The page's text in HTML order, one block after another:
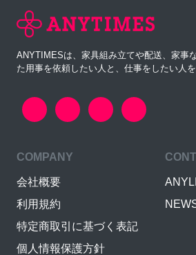
ANYTIMESは、家具組み立てや配送、家事
た用事を依頼したい人と、仕事をしたい人
COMPANY
会社概要
利用規約
特定商取引に基づく表記
個人情報保護方針